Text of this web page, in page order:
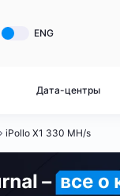
ENG
Дата-центры
Готовый
Готовый
Готовый
iPollo X1 330 MH/s